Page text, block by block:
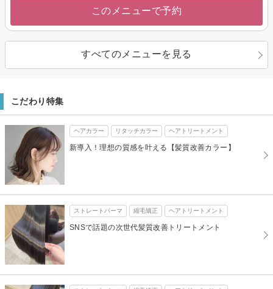
このメニューで予約
すべてのメニューを見る
こだわり特集
ヘアカラー リタッチカラー ヘアトリートメント
新導入！理想の質感を叶える【髪質改善カラー】
ストレートパーマ 縮毛矯正 ヘアトリートメント
SNSで話題の次世代髪質改善トリートメント